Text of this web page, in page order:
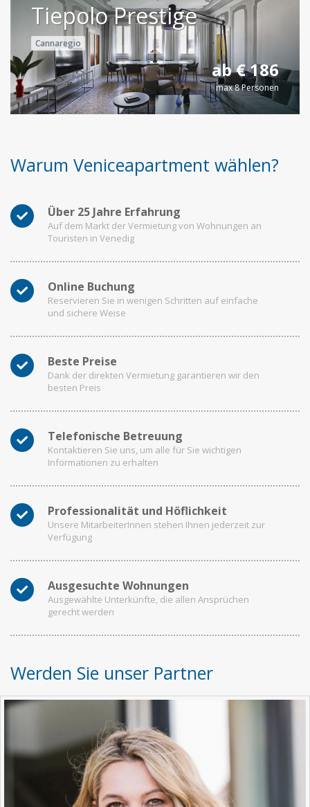
Tiepolo Prestige
Cannaregio
ab € 186
max 8 Personen
Warum Veniceapartment wählen?
Über 25 Jahre Erfahrung
Auf dem Markt der Vermietung von Wohnungen an
Touristen in Venedig
Online Buchung
Reservieren Sie in wenigen Schritten auf einfache
und sichere Weise
Beste Preise
Dank der direkten Vermietung garantieren wir den
besten Preis
Telefonische Betreuung
Kontaktieren Sie uns, um alle für Sie wichtigen
Informationen zu erhalten
Professionalität und Höflichkeit
Unsere MitarbeiterInnen stehen Ihnen jederzeit zur
Verfügung
Ausgesuchte Wohnungen
Ausgewählte Unterkünfte, die allen Ansprüchen
gerecht werden
Werden Sie unser Partner